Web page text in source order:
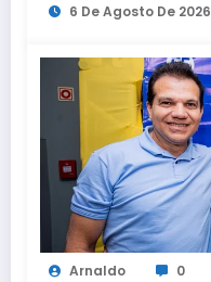
6 De Agosto De 2026
Arnaldo 0